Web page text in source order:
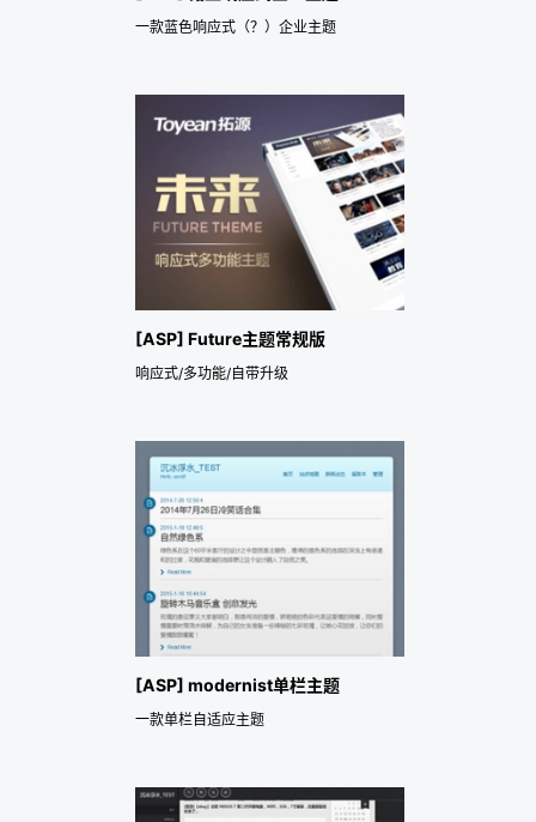
一款蓝色响应式（？）企业主题
[ASP] Future主题常规版
响应式/多功能/自带升级
[ASP] modernist单栏主题
一款单栏自适应主题